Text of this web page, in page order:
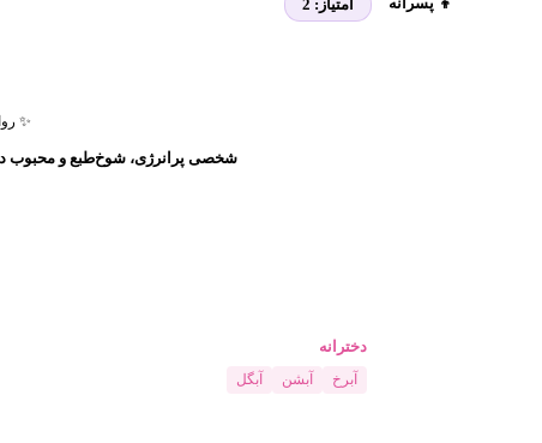
امتیاز: 2
✨
شخصی پرانرژی، شوخ‌طبع و محبوب
دخترانه
آبرخ آبشن آبگل